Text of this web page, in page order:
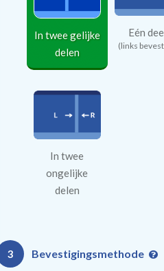
In twee gelijke
delen
Eén
(links
In twee
ongelijke
delen
3 Bevestigingsmethode